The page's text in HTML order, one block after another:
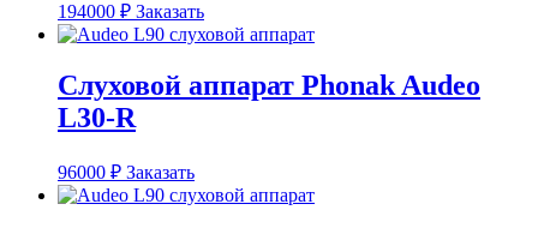
194000 ₽ Заказать
Слуховой аппарат Phonak Audeo
L30-R
96000 ₽ Заказать